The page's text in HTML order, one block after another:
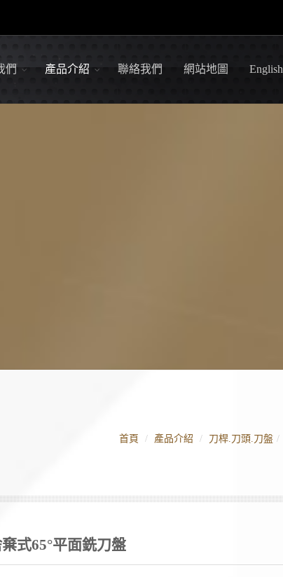
們 產品介紹 聯絡我們 網站地圖 English
首頁 產品介紹 刀桿.刀頭.刀盤
式65°平面銑刀盤